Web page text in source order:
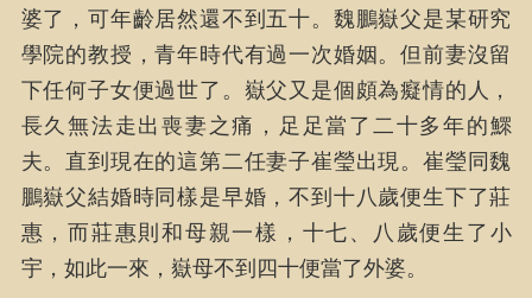
婆了，可年齡居然還不到五十。魏鵬嶽父是某研究
學院的教授，青年時代有過一次婚姻。但前妻沒留
下任何子女便過世了。嶽父又是個頗為癡情的人，
長久無法走出喪妻之痛，足足當了二十多年的鰥
夫。直到現在的這第二任妻子崔瑩出現。崔瑩同魏
鵬嶽父結婚時同樣是早婚，不到十八歲便生下了莊
惠，而莊惠則和母親一樣，十七、八歲便生了小
宇，如此一來，嶽母不到四十便當了外婆。